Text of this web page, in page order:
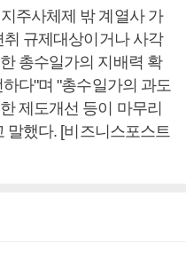
주사체제 밖 계열사 가
규제대상이거나 사각
총수일가의 지배력 확
다"며 "총수일가의 과도
제도개선 등이 마무리
말했다. [비즈니스포스트